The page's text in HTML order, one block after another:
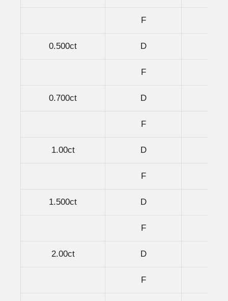
F
0.500ct D
F
0.700ct D
F
1.00ct D
F
1.500ct D
F
2.00ct D
F